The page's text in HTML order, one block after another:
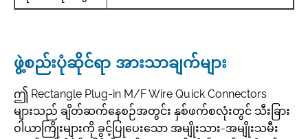
ဖွဲ့စည်းပုံဆိုင်ရာ အားသာချက်များ
ဤ Rectangle Plug-in M/F Wire Quick Connectors
များသည် ချိတ်ဆက်နေစဉ်အတွင်း နှစ်ဖက်စလုံးတွင် သီးခြား
ဝါယာကြိုးများကို ခွင့်ပြုပေးသော အမျိုးသား-အမျိုးသမီး